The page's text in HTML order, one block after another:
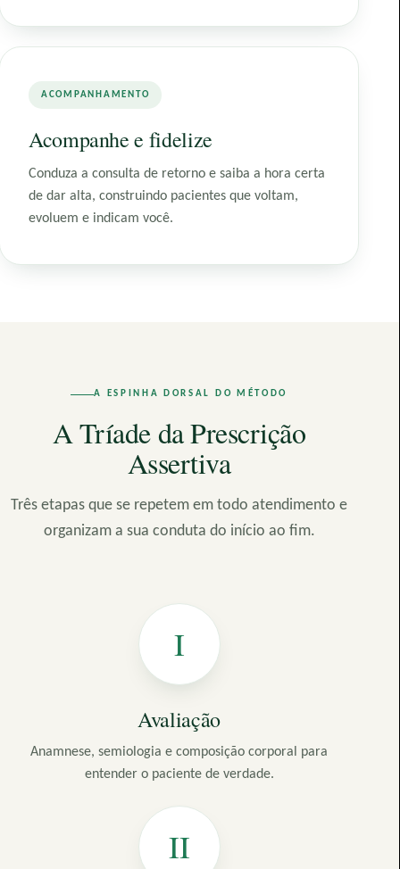
ACOMPANHAMENTO
Acompanhe e fidelize
Conduza a consulta de retorno e saiba a hora certa
de dar alta, construindo pacientes que voltam,
evoluem e indicam você.
A ESPINHA DORSAL DO MÉTODO
A Tríade da Prescrição
Assertiva
Três etapas que se repetem em todo atendimento e
organizam a sua conduta do início ao fim.
I
Avaliação
Anamnese, semiologia e composição corporal para
entender o paciente de verdade.
II